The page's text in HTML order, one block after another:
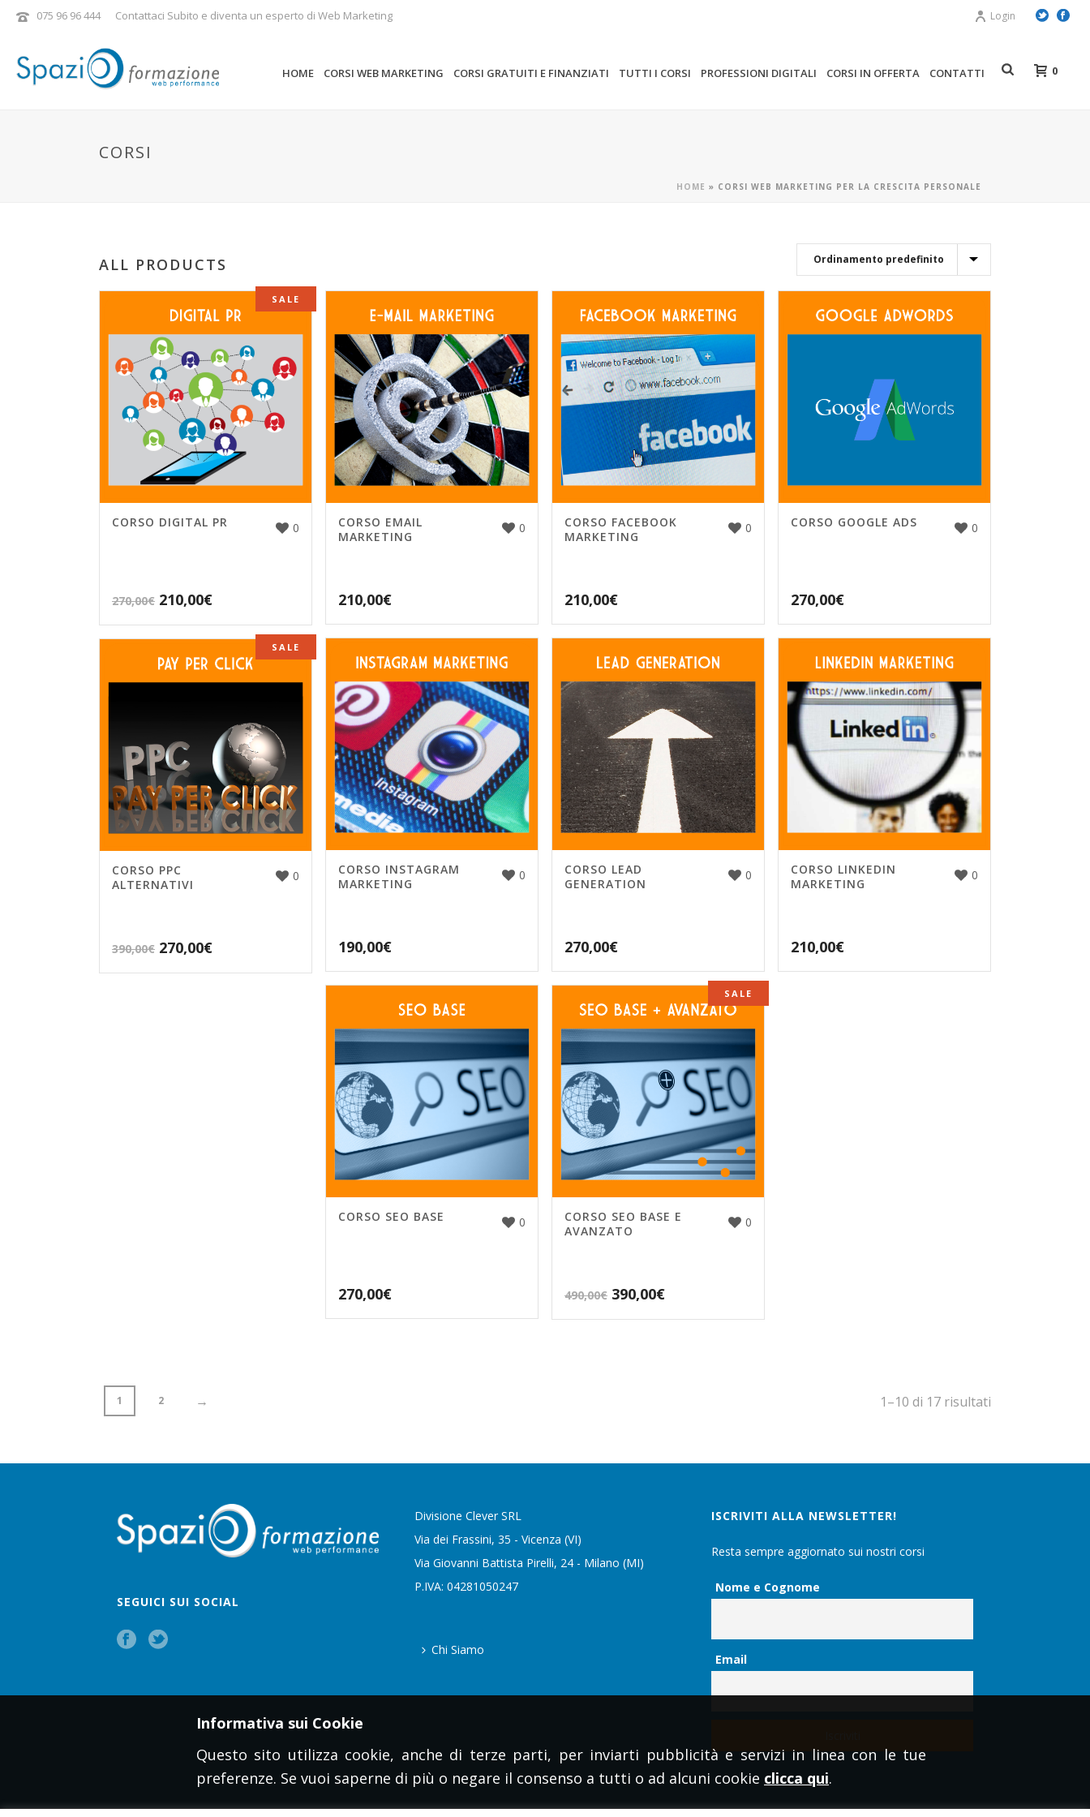
075 96 96 444 Contattaci Subito e diventa un esperto di Web Marketing Login
HOME CORSI WEB MARKETING CORSI GRATUITI E FINANZIATI TUTTI I CORSI PROFESSIONI DIGITALI CORSI IN OFFERTA CONTATTI 0
CORSI
HOME » CORSI WEB MARKETING PER LA CRESCITA PERSONALE
ALL PRODUCTS
SALE
0
CORSO DIGITAL PR
270,00€ 210,00€
0
CORSO EMAIL
MARKETING
210,00€
0
CORSO FACEBOOK
MARKETING
210,00€
0
CORSO GOOGLE ADS
270,00€
0
CORSO INSTAGRAM
MARKETING
190,00€
0
CORSO LEAD
GENERATION
270,00€
0
CORSO LINKEDIN
MARKETING
210,00€
SALE
0
CORSO PPC
ALTERNATIVI
390,00€ 270,00€
0
CORSO SEO BASE
270,00€
SALE
0
CORSO SEO BASE E
AVANZATO
490,00€ 390,00€
1 2 → 1–10 di 17 risultati
SEGUICI SUI SOCIAL
Divisione Clever SRL
Via dei Frassini, 35 - Vicenza (VI)
Via Giovanni Battista Pirelli, 24 - Milano (MI)
P.IVA: 04281050247
Chi Siamo
ISCRIVITI ALLA NEWSLETTER!
Resta sempre aggiornato sui nostri corsi
Nome e Cognome
Email
Informativa sui Cookie
Questo sito utilizza cookie, anche di terze parti, per inviarti pubblicità e servizi in linea con le tue
preferenze. Se vuoi saperne di più o negare il consenso a tutti o ad alcuni cookie clicca qui.